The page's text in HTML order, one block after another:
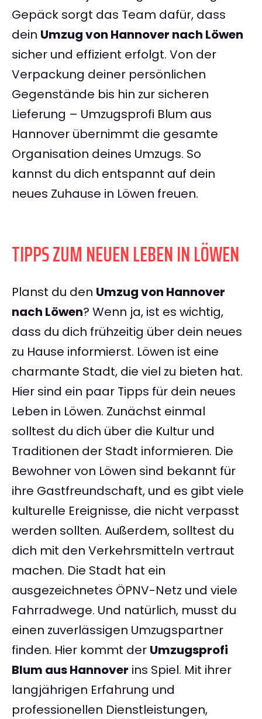
Gepäck sorgt das Team dafür, dass
dein Umzug von Hannover nach Löwen
sicher und effizient erfolgt. Von der
Verpackung deiner persönlichen
Gegenstände bis hin zur sicheren
Lieferung – Umzugsprofi Blum aus
Hannover übernimmt die gesamte
Organisation deines Umzugs. So
kannst du dich entspannt auf dein
neues Zuhause in Löwen freuen.
TIPPS ZUM NEUEN LEBEN IN LÖWEN
Planst du den Umzug von Hannover
nach Löwen? Wenn ja, ist es wichtig,
dass du dich frühzeitig über dein neues
zu Hause informierst. Löwen ist eine
charmante Stadt, die viel zu bieten hat.
Hier sind ein paar Tipps für dein neues
Leben in Löwen. Zunächst einmal
solltest du dich über die Kultur und
Traditionen der Stadt informieren. Die
Bewohner von Löwen sind bekannt für
ihre Gastfreundschaft, und es gibt viele
kulturelle Ereignisse, die nicht verpasst
werden sollten. Außerdem, solltest du
dich mit den Verkehrsmitteln vertraut
machen. Die Stadt hat ein
ausgezeichnetes ÖPNV-Netz und viele
Fahrradwege. Und natürlich, musst du
einen zuverlässigen Umzugspartner
finden. Hier kommt der Umzugsprofi
Blum aus Hannover ins Spiel. Mit ihrer
langjährigen Erfahrung und
professionellen Dienstleistungen,